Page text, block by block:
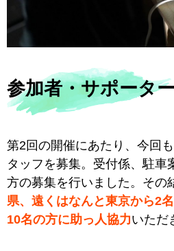
参加者・サポータ
第2回の開催にあたり、今回
タッフを募集。受付係、駐車
方の募集を行いました。その
県、遠くはなんと東京から2
10名の方に助っ人協力いただ